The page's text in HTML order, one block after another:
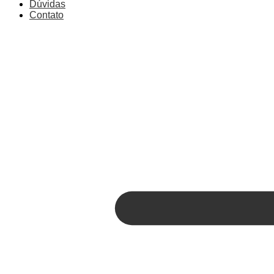
Dúvidas
Contato